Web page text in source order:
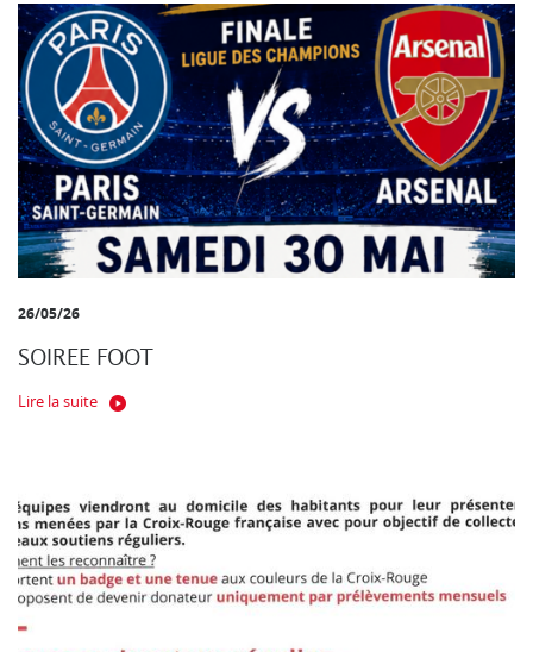
26/05/26
SOIREE FOOT
Lire la suite